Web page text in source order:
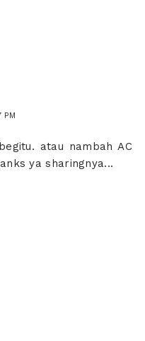
PM
atau nambah AC
ya sharingnya...